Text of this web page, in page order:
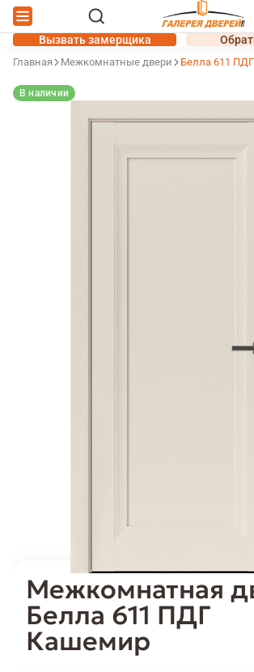
Вызвать замерщика
Главная Межкомнатные двери Белла 611
Межкомнатная
Белла 611 ПДГ
Кашемир
В наличии